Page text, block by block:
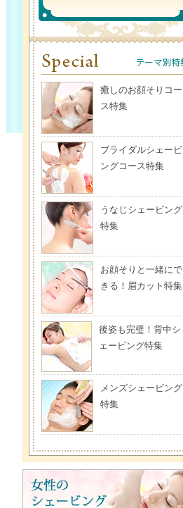
癒しのお顔そりコー
ス特集
ブライダルシェービ
ングコース特集
うなじシェービング
特集
お顔そりと一緒にで
きる！眉カット特集
後姿も完璧！背中シ
ェービング特集
メンズシェービング
特集